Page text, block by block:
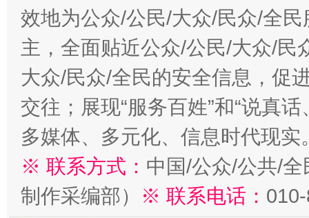
效地为公众/公民/大众/民众/全
主，全面贴近公众/公民/大众/民
大众/民众/全民的安全信息，促
交往；展现“服务百姓”和“说真
多媒体、多元化、信息时代现实
※ 联系方式： 中国/公众/公共/
制作采编部）
※ 联系电话：